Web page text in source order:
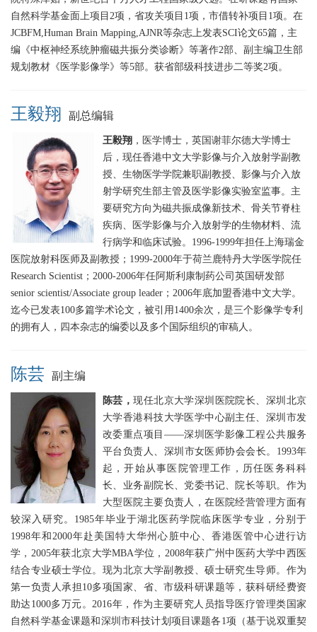
自然科学基金面上项目 2项，省攻关项目1项，市借转补项目1项。在
JCBFM,Human Brain Mapping,AJNR等杂志上发表SCI论文65篇，主
编《中枢神经系统肿瘤磁共振分类诊断》等著作2部、副主编卫生部
规划教材《医学影像学》等5部。获省部级科技进步二等奖2项。
王毅翔 副总编辑
王毅翔 ，医学博士，英国谢菲尔德大学博士
后，现任香港中文大学影像与介入放射学副教
授、生物医学学院兼职副教授、影像与介入放
射学研究生部主管及医学影像实验室监事。主
要研究方向为磁共振成像新技术、骨关节脊柱
疾病、医学影像与介入放射学的生物材料、流
行病学和临床试验。1996-1999年担任上海瑞金
医院放射科医师及副教授；1999-2000年于荷兰鹿特丹大学医学院任
Research Scientist；2000-2006年任阿斯利康制药公司英国研发部
senior scientist/Associate group leader；2006年底加盟香港中文大学。
迄今已发表100多篇学术论文，被引用1400余次，是三个影像学专利
的拥有人，四本杂志的编委以及多个国际组织的审稿人。
陈芸 副主编
陈芸，现任北京大学深圳医院院长、深圳北京
大学香港科技大学医学中心副主任、深圳市发
改委重点项目——深圳医学影像工程公共服务
平台负责人、深圳市女医师协会会长。1993年
起，开始从事医院管理工作，历任医务科科
长、业务副院长、党委书记、院长等职。作为
大型医院主要负责人，在医院经营管理方面有
较深入研究。1985年毕业于湖北医药学院临床医学专业，分别于
1998年和2000年赴美国特大华州心脏中心、香港医管中心进行访
学，2005年获北京大学MBA学位，2008年获广州中医药大学中西医
结合专业硕士学位。现为北京大学副教授、硕士研究生导师。作为
第一负责人承担10多项国家、省、市级科研课题等，获科研经费资
助达1000多万元。2016年，作为主要研究人员指导医疗管理类国家
自然科学基金课题和深圳市科技计划项目课题各1项（基于说双重契